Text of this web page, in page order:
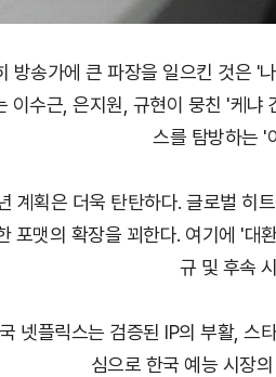
방송가에 큰 파장을 일으킨 것은 '
이수근, 은지원, 규현이 뭉친 '케냐
스를 탐방하는 '
계획은 더욱 탄탄하다. 글로벌 히
포맷의 확장을 꾀한다. 여기에 '대
규 및 후속
넷플릭스는 검증된 IP의 부활, 스
심으로 한국 예능 시장